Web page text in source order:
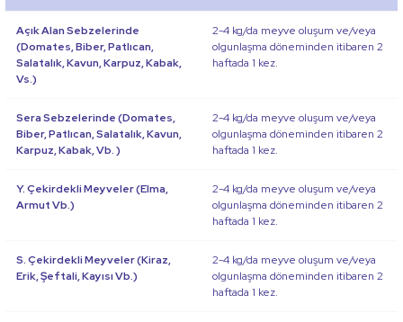
Açık Alan Sebzelerinde
(Domates, Biber, Patlıcan,
Salatalık, Kavun, Karpuz, Kabak,
Vs.)
2-4 kg/da meyve oluşum ve/veya
olgunlaşma döneminden itibaren 2
haftada 1 kez.
Sera Sebzelerinde (Domates,
Biber, Patlıcan, Salatalık, Kavun,
Karpuz, Kabak, Vb. )
2-4 kg/da meyve oluşum ve/veya
olgunlaşma döneminden itibaren 2
haftada 1 kez.
Y. Çekirdekli Meyveler (Elma,
Armut Vb.)
2-4 kg/da meyve oluşum ve/veya
olgunlaşma döneminden itibaren 2
haftada 1 kez.
S. Çekirdekli Meyveler (Kiraz,
Erik, Şeftali, Kayısı Vb.)
2-4 kg/da meyve oluşum ve/veya
olgunlaşma döneminden itibaren 2
haftada 1 kez.